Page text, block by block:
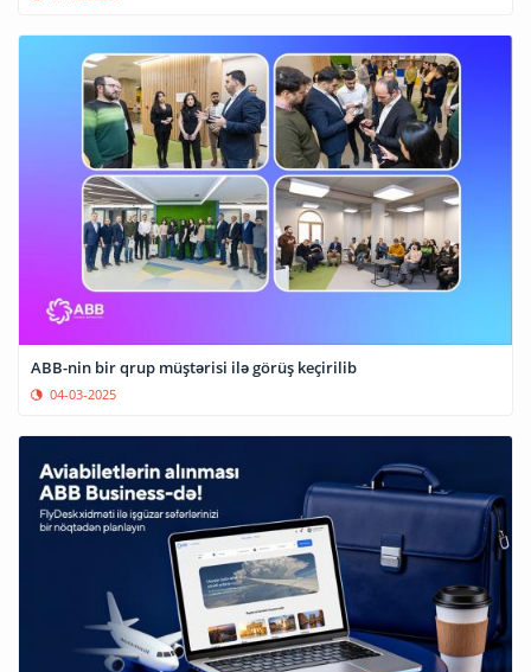
ABB-nin bir qrup müştərisi ilə görüş keçirilib
04-03-2025